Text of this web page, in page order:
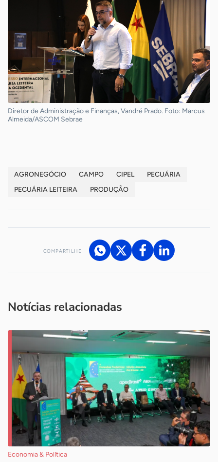
Diretor de Administração e Finanças, Vandré Prado. Foto: Marcus
Almeida/ASCOM Sebrae
AGRONEGÓCIO CAMPO CIPEL
PECUÁRIA
PECUÁRIA LEITEIRA
PRODUÇÃO
COMPARTILHE
Notícias relacionadas
Economia & Política